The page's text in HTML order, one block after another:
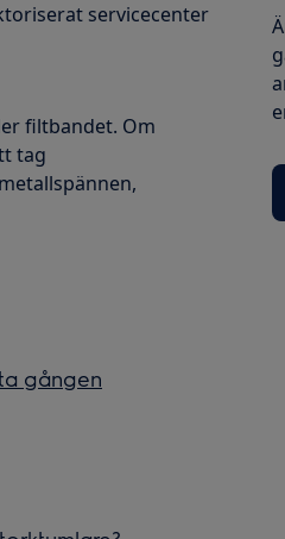
servicecenter
filtbandet. Om
tag
gången